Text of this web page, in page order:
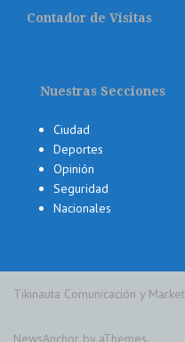
Contador de Visitas
Nuestras Secciones
Ciudad
Deportes
Opinión
Seguridad
Nacionales
Tikinauta Comunicación y
NewsAnchor by aThemes.